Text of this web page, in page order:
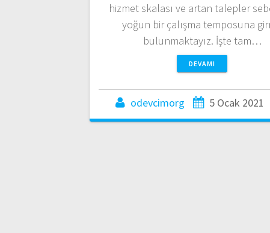
hizmet skalası ve artan talepler
yoğun bir çalışma temposuna
bulunmaktayız. İşte tam…
DEVAMI
odevcimorg 5 Ocak 2021